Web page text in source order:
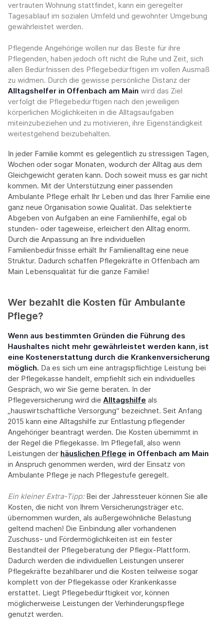
vertrauten Wohnung stattfindet, kann ein geregelter
Tagesablauf im sozialen Umfeld und gewohnter Umgebung
gewährleistet werden.
Pflegende Angehörige wollen nur das Beste für ihre
Pflegenden, haben jedoch oft nicht die Ruhe und Zeit, sich
allen Bedürfnissen des Pflegebedürftigen im vollen Ausmaß
zu widmen. Durch die gewisse persönliche Distanz der
Alltagshelfer in Offenbach am Main wird das Ziel
verfolgt die Pflegebedürftigen nach den jeweiligen
körperlichen Möglichkeiten in die Alltagsaufgaben
miteinzubeziehen und zu motivieren, ihre Eigenständigkeit
weitestgehend beizubehalten.
In jeder Familie kommt es gelegentlich zu stressigen Tagen,
Wochen oder sogar Monaten, wodurch der Alltag aus dem
Gleichgewicht geraten kann. Doch soweit muss es gar nicht
kommen. Mit der Unterstützung einer passenden
Ambulante Pflege erhält Ihr Leben und das Ihrer Familie eine
ganz neue Organisation sowie Qualität. Das selektierte
Abgeben von Aufgaben an eine Familienhilfe, egal ob
stunden- oder tageweise, erleichert den Alltag enorm.
Durch die Anpassung an Ihre individuellen
Familienbedürfnisse erhält Ihr Familienalltag eine neue
Struktur. Dadurch schaffen Pflegekräfte in Offenbach am
Main Lebensqualität für die ganze Familie!
Wer bezahlt die Kosten für Ambulante
Pflege?
Wenn aus bestimmten Gründen die Führung des
Haushaltes nicht mehr gewährleistet werden kann, ist
eine Kostenerstattung durch die Krankenversicherung
möglich. Da es sich um eine antragspflichtige Leistung bei
der Pflegekasse handelt, empfiehlt sich ein individuelles
Gespräch, wo wir Sie gerne beraten. In der
Pflegeversicherung wird die Alltagshilfe als
„hauswirtschaftliche Versorgung“ bezeichnet. Seit Anfang
2015 kann eine Alltagshilfe zur Entlastung pflegender
Angehöriger beantragt werden. Die Kosten übernimmt in
der Regel die Pflegekasse. Im Pflegefall, also wenn
Leistungen der häuslichen Pflege in Offenbach am Main
in Anspruch genommen werden, wird der Einsatz von
Ambulante Pflege je nach Pflegestufe geregelt.
Ein kleiner Extra-Tipp:‍ Bei der Jahressteuer können Sie alle
Kosten, die nicht von Ihrem Versicherungsträger etc.
übernommen wurden, als außergewöhnliche Belastung
geltend machen! Die Einbindung aller vorhandenen
Zuschuss- und Fördermöglichkeiten ist ein fester
Bestandteil der Pflegeberatung der Pflegix-Plattform.
Dadurch werden die individuellen Leistungen unserer
Pflegekräfte bezahlbarer und die Kosten teilweise sogar
komplett von der Pflegekasse oder Krankenkasse
erstattet. Liegt Pflegebedürftigkeit vor, können
möglicherweise Leistungen der Verhinderungspflege
genutzt werden.